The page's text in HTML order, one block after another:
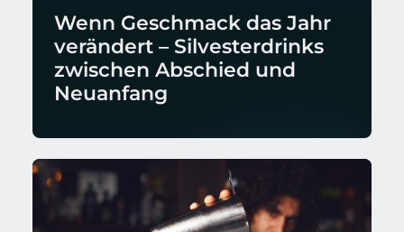
Wenn Geschmack das Jahr
verändert – Silvesterdrinks
zwischen Abschied und
Neuanfang